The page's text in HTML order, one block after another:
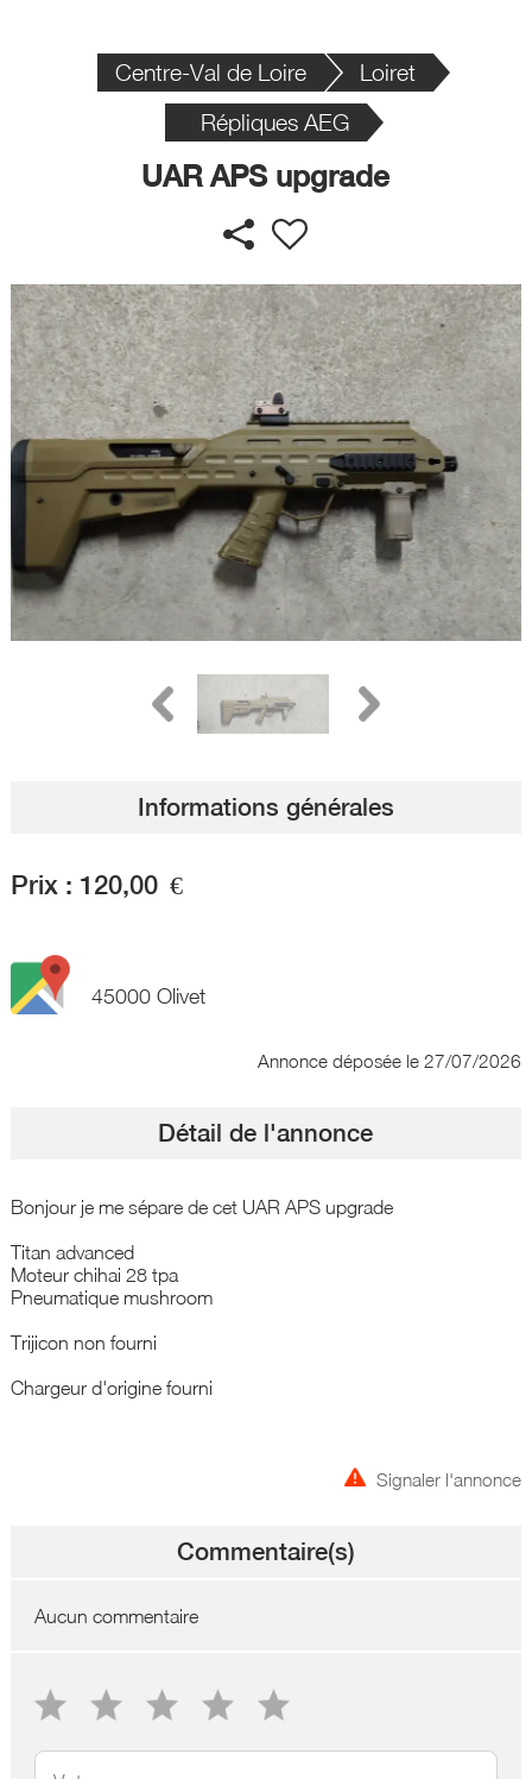
Centre-Val de Loire
Loiret
Répliques AEG
UAR APS upgrade
Informations générales
Prix : 120,00 €
45000 Olivet
Annonce déposée le 27/07/2026
Détail de l'annonce
Bonjour je me sépare de cet UAR APS upgrade
Titan advanced
Moteur chihai 28 tpa
Pneumatique mushroom
Trijicon non fourni
Chargeur d'origine fourni
Signaler l'annonce
Commentaire(s)
Aucun commentaire